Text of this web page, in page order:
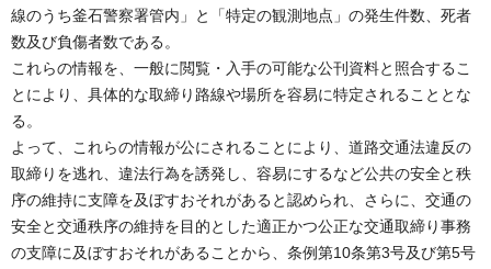
線のうち釜石警察署管内」と「特定の観測地点」の発生件数、死者
数及び負傷者数である。
これらの情報を、一般に閲覧・入手の可能な公刊資料と照合するこ
とにより、具体的な取締り路線や場所を容易に特定されることとな
る。
よって、これらの情報が公にされることにより、道路交通法違反の
取締りを逃れ、違法行為を誘発し、容易にするなど公共の安全と秩
序の維持に支障を及ぼすおそれがあると認められ、さらに、交通の
安全と交通秩序の維持を目的とした適正かつ公正な交通取締り事務
の支障に及ぼすおそれがあることから、条例第10条第3号及び第5号